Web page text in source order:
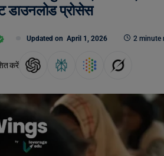
डाउनलोड प्रोसेस
Updated on April 1, 2026 2 minute
करें